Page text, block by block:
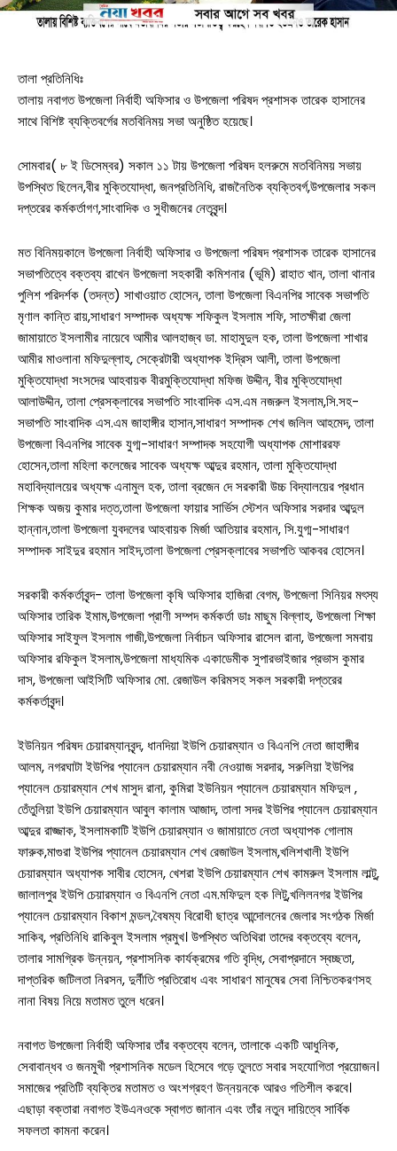
সারাদেশ
সাতক্ষীরা সদর
আশাশুনি
দেবহাটা তালা
কালিগঞ্জ
শ্যামনগর
আন্তর্জাতিক
বিনোদন
খেলাধুলা
তালা প্রতিনিধিঃ
তালায় নবাগত উপজেলা নির্বাহী অফিসার ও উপজেলা পরিষদ প্রশাসক তারেক হাসানের
সাথে বিশিষ্ট ব্যক্তিবর্গের মতবিনিময় সভা অনুষ্ঠিত হয়েছে।
সোমবার( ৮ ই ডিসেম্বর) সকাল ১১ টায় উপজেলা পরিষদ হলরুমে মতবিনিময় সভায়
উপস্থিত ছিলেন,বীর মুক্তিযোদ্ধা, জনপ্রতিনিধি, রাজনৈতিক ব্যক্তিবর্গ,উপজেলার সকল
দপ্তরের কর্মকর্তাগণ,সাংবাদিক ও সুধীজনের নেতৃবৃন্দ।
মত বিনিময়কালে উপজেলা নির্বাহী অফিসার ও উপজেলা পরিষদ প্রশাসক তারেক হাসানের
সভাপতিত্বে বক্তব্য রাখেন উপজেলা সহকারী কমিশনার (ভূমি) রাহাত খান, তালা থানার
পুলিশ পরিদর্শক (তদন্ত) সাখাওয়াত হোসেন, তালা উপজেলা বিএনপির সাবেক সভাপতি
মৃণাল কান্তি রায়,সাধারণ সম্পাদক অধ্যক্ষ শফিকুল ইসলাম শফি, সাতক্ষীরা জেলা
জামায়াতে ইসলামীর নায়েবে আমীর আলহাজ্ব ডা. মাহামুদুল হক, তালা উপজেলা শাখার
আমীর মাওলানা মফিদুল্লাহ, সেক্রেটারী অধ্যাপক ইদ্রিস আলী, তালা উপজেলা
মুক্তিযোদ্ধা সংসদের আহবায়ক বীরমুক্তিযোদ্ধা মফিজ উদ্দীন, বীর মুক্তিযোদ্ধা
আলাউদ্দীন, তালা প্রেসক্লাবের সভাপতি সাংবাদিক এস.এম নজরুল ইসলাম,সি.সহ-
সভাপতি সাংবাদিক এস.এম জাহাঙ্গীর হাসান,সাধারণ সম্পাদক শেখ জলিল আহমেদ, তালা
উপজেলা বিএনপির সাবেক যুগ্ম-সাধারণ সম্পাদক সহযোগী অধ্যাপক মোশাররফ
হোসেন,তালা মহিলা কলেজের সাবেক অধ্যক্ষ আব্দুর রহমান, তালা মুক্তিযোদ্ধা
মহাবিদ্যালয়ের অধ্যক্ষ এনামুল হক, তালা ব্রজেন দে সরকারী উচ্চ বিদ্যালয়ের প্রধান
শিক্ষক অজয় কুমার দত্ত,তালা উপজেলা ফায়ার সার্ভিস স্টেশন অফিসার সরদার আব্দুল
হান্নান,তালা উপজেলা যুবদলের আহবায়ক মির্জা আতিয়ার রহমান, সি.যুগ্ম-সাধারণ
সম্পাদক সাইদুর রহমান সাইদ,তালা উপজেলা প্রেসক্লাবের সভাপতি আকবর হোসেন।
সরকারী কর্মকর্তাবৃন্দ- তালা উপজেলা কৃষি অফিসার হাজিরা বেগম, উপজেলা সিনিয়র মৎস্য
অফিসার তারিক ইমাম,উপজেলা প্রাণী সম্পদ কর্মকর্তা ডাঃ মাছুম বিল্লাহ, উপজেলা শিক্ষা
অফিসার সাইফুল ইসলাম গাজী,উপজেলা নির্বাচন অফিসার রাসেল রানা, উপজেলা সমবায়
অফিসার রফিকুল ইসলাম,উপজেলা মাধ্যমিক একাডেমীক সুপারভাইজার প্রভাস কুমার
দাস, উপজেলা আইসিটি অফিসার মো. রেজাউল করিমসহ সকল সরকারী দপ্তরের
কর্মকর্তাবৃন্দ।
ইউনিয়ন পরিষদ চেয়ারম্যানবৃন্দ, ধানদিয়া ইউপি চেয়ারম্যান ও বিএনপি নেতা জাহাঙ্গীর
আলম, নগরঘাটা ইউপির প্যানেল চেয়ারম্যান নবী নেওয়াজ সরদার, সরুলিয়া ইউপির
প্যানেল চেয়ারম্যান শেখ মাসুদ রানা, কুমিরা ইউনিয়ন প্যানেল চেয়ারম্যান মফিদুল ,
তেঁতুলিয়া ইউপি চেয়ারম্যান আবুল কালাম আজাদ, তালা সদর ইউপির প্যানেল চেয়ারম্যান
আব্দুর রাজ্জাক, ইসলামকাটি ইউপি চেয়ারম্যান ও জামায়াতে নেতা অধ্যাপক গোলাম
ফারুক,মাগুরা ইউপির প্যানেল চেয়ারম্যান শেখ রেজাউল ইসলাম,খলিশখালী ইউপি
চেয়ারম্যান অধ্যাপক সাবীর হোসেন, খেশরা ইউপি চেয়ারম্যান শেখ কামরুল ইসলাম লাল্টু,
জালালপুর ইউপি চেয়ারম্যান ও বিএনপি নেতা এম.মফিদুল হক লিটু,খলিলনগর ইউপির
প্যানেল চেয়ারম্যান বিকাশ মন্ডল,বৈষম্য বিরোধী ছাত্র আন্দোলনের জেলার সংগঠক মির্জা
সাকিব, প্রতিনিধি রাকিবুল ইসলাম প্রমুখ। উপস্থিত অতিথিরা তাদের বক্তব্যে বলেন,
তালার সামগ্রিক উন্নয়ন, প্রশাসনিক কার্যক্রমের গতি বৃদ্ধি, সেবাপ্রদানে স্বচ্ছতা,
দাপ্তরিক জটিলতা নিরসন, দুর্নীতি প্রতিরোধ এবং সাধারণ মানুষের সেবা নিশ্চিতকরণসহ
নানা বিষয় নিয়ে মতামত তুলে ধরেন।
নবাগত উপজেলা নির্বাহী অফিসার তাঁর বক্তব্যে বলেন, তালাকে একটি আধুনিক,
সেবাবান্ধব ও জনমুখী প্রশাসনিক মডেল হিসেবে গড়ে তুলতে সবার সহযোগিতা প্রয়োজন।
সমাজের প্রতিটি ব্যক্তির মতামত ও অংশগ্রহণ উন্নয়নকে আরও গতিশীল করবে।
এছাড়া বক্তারা নবাগত ইউএনওকে স্বাগত জানান এবং তাঁর নতুন দায়িত্বে সার্বিক
সফলতা কামনা করেন।